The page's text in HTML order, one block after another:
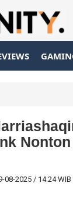
08-2025/ 14:24 WIB